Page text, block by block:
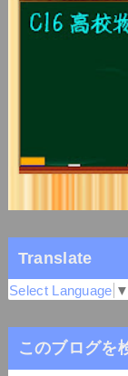
Translate
Select Language ▼
このブログを